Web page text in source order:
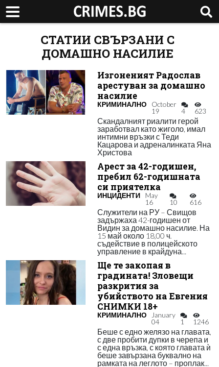
СТАТИИ СВЪРЗАНИ С
ДОМАШНО НАСИЛИЕ
Изгоненият Радослав
арестуван за домашно
насилие
КРИМИНАЛНО
October
19
4 623
Скандалният риалити герой
заработвал като жиголо, имал
интимни връзки с Теди
Кацарова и адреналинката Яна
Христова
Арест за 42-годишен,
пребил 62-годишната
си приятелка
ИНЦИДЕНТИ
May
16
10 616
Служители на РУ – Свищов
задържаха 42-годишен от
Видин за домашно насилие. На
15 май около 18,00 ч.
съдействие в полицейското
управление в крайдуна...
Ще те закопая в
градината! Зловещи
разкрития за
убийството на Евгения
СНИМКИ 18+
КРИМИНАЛНО
January
04
1 1246
Беше с едно желязо на главата,
с две пробити дупки в черепа и
с една връзка, с която главата ѝ
беше завързана буквално на
рамката на леглото – проплак...